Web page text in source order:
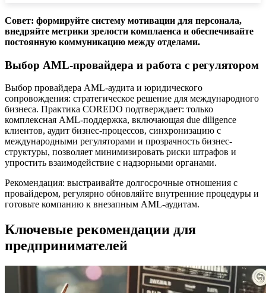
Совет: формируйте систему мотивации для персонала,
внедряйте метрики зрелости комплаенса и обеспечивайте
постоянную коммуникацию между отделами.
Выбор AML-провайдера и работа с регулятором
Выбор провайдера AML-аудита и юридического
сопровождения: стратегическое решение для международного
бизнеса. Практика COREDO подтверждает: только
комплексная AML-поддержка, включающая due diligence
клиентов, аудит бизнес-процессов, синхронизацию с
международными регуляторами и прозрачность бизнес-
структуры, позволяет минимизировать риски штрафов и
упростить взаимодействие с надзорными органами.
Рекомендация: выстраивайте долгосрочные отношения с
провайдером, регулярно обновляйте внутренние процедуры и
готовьте компанию к внезапным AML-аудитам.
Ключевые рекомендации для
предпринимателей